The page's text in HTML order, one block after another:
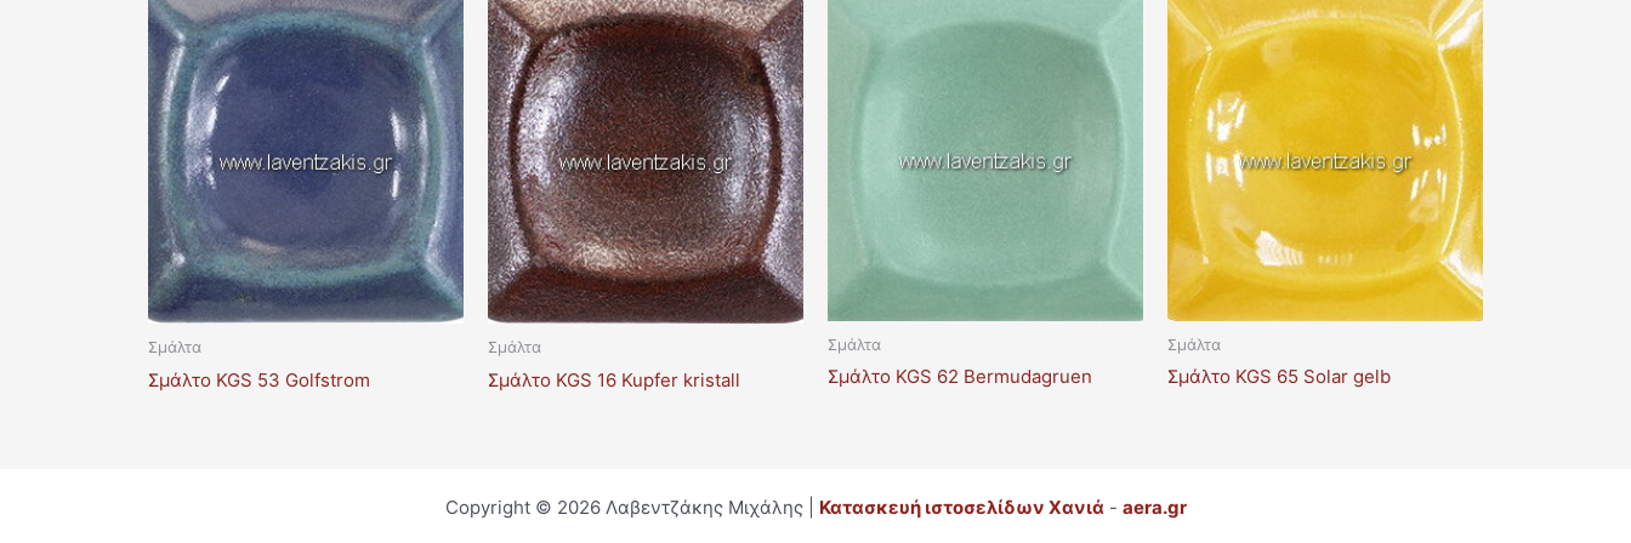
Σμάλτα
Σμάλτο KGS 53 Golfstrom
Σμάλτα
Σμάλτο KGS 16 Kupfer kristall
Σμάλτα
Σμάλτο KGS 62 Bermudagruen
Σμάλτα
Σμάλτο KGS 65 Solar gelb
Copyright © 2026 Λαβεντζάκης Μιχάλης | Κατασκευή ιστοσελίδων Χανιά - aera.gr